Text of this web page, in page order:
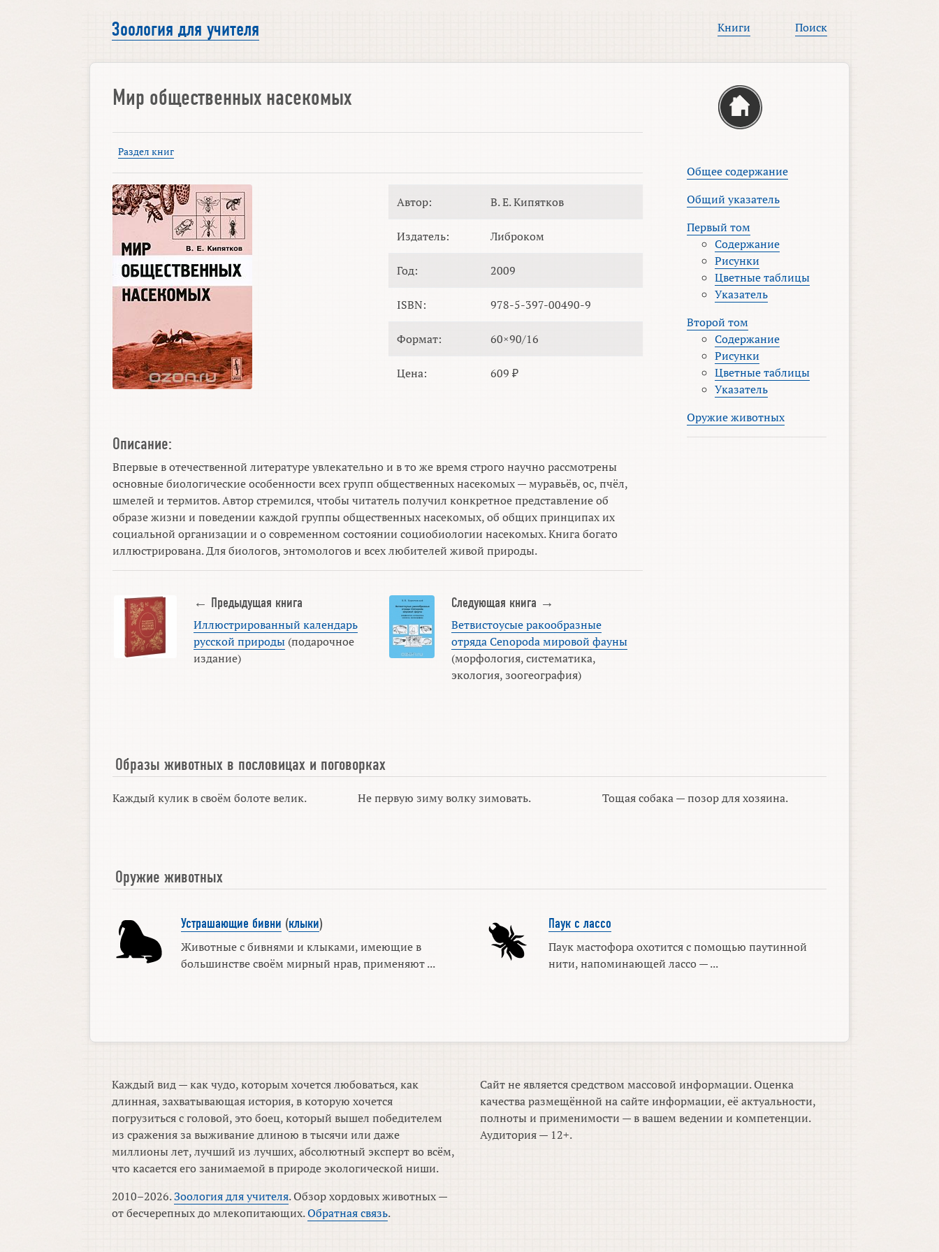
Зоология для учителя Книги Поиск
Мир общественных насекомых
Раздел книг
Автор: В. Е. Кипятков
Издатель: Либроком
Год: 2009
ISBN: 978-5-397-00490-9
Формат: 60×90/16
Цена: 609 ₽
Описание:
Впервые в отечественной литературе увлекательно и в то же время строго научно рассмотрены
основные биологические особенности всех групп общественных насекомых — муравьёв, ос, пчёл,
шмелей и термитов. Автор стремился, чтобы читатель получил конкретное представление об
образе жизни и поведении каждой группы общественных насекомых, об общих принципах их
социальной организации и о современном состоянии социобиологии насекомых. Книга богато
иллюстрирована. Для биологов, энтомологов и всех любителей живой природы.
← Предыдущая книга
Иллюстрированный календарь
русской природы(подарочное
издание)
Следующая книга →
Ветвистоусые ракообразные
отряда Cenopoda мировой фауны
(морфология, систематика,
экология, зоогеография)
Общее содержание
Общий указатель
Первый том
Содержание
Рисунки
Цветные таблицы
Указатель
Второй том
Содержание
Рисунки
Цветные таблицы
Указатель
Оружие животных
Образы животных в пословицах и поговорках
Каждый кулик в своём болоте велик. Не первую зиму волку зимовать. Тощая собака — позор для хозяина.
Оружие животных
Устрашающие бивни (клыки)
Животные с бивнями и клыками, имеющие в
большинстве своём мирный нрав, применяют ...
Паук с лассо
Паук мастофора охотится с помощью паутинной
нити, напоминающей лассо — ...
Каждый вид — как чудо, которым хочется любоваться, как
длинная, захватывающая история, в которую хочется
погрузиться с головой, это боец, который вышел победителем
из сражения за выживание длиною в тысячи или даже
миллионы лет, лучший из лучших, абсолютный эксперт во всём,
что касается его занимаемой в природе экологической ниши.
Сайт не является средством массовой информации. Оценка
качества размещённой на сайте информации, её актуальности,
полноты и применимости — в вашем ведении и компетенции.
Аудитория — 12+.
2010–2026.Зоология для учителя. Обзор хордовых животных —
от бесчерепных до млекопитающих.Обратная связь.